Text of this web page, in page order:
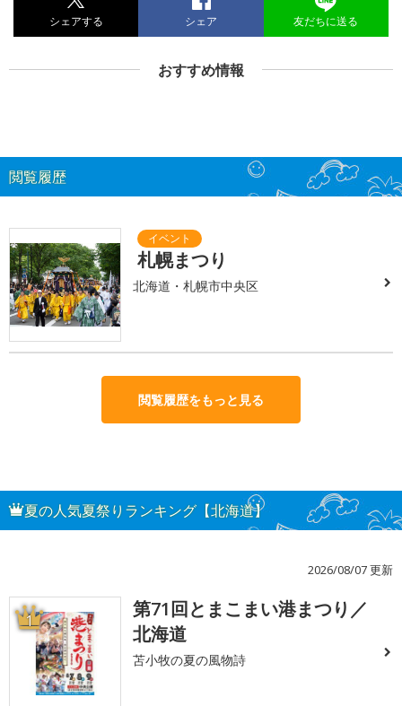
シェアする シェア 友だちに送る
おすすめ情報
閲覧履歴
札幌まつり
北海道・札幌市中央区
閲覧履歴をもっと見る
夏の人気夏祭りランキング【北海道】
2026/08/07 更新
1
第71回とまこまい港まつり／
北海道
苫小牧の夏の風物詩